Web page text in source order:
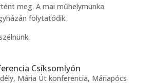
meg. A mai műhelymunka
folytatódik.
Csíksomlyón
, Mária Út konferencia, Máriapócs